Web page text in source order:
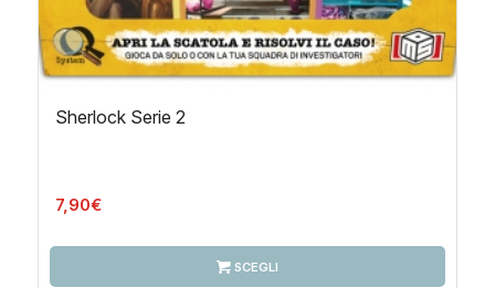
Sherlock Serie 2
7,90€
SCEGLI